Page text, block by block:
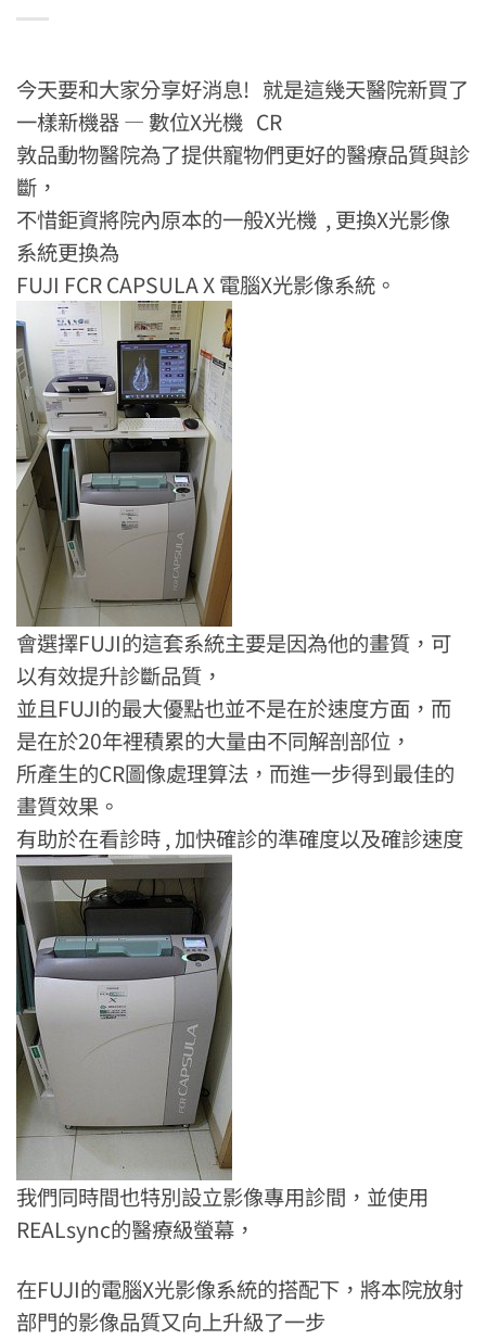
今天要和大家分享好消息! 就是這幾天醫院新買了
一樣新機器 — 數位X光機 CR
敦品動物醫院為了提供寵物們更好的醫療品質與診
斷，
不惜鉅資將院內原本的一般X光機 , 更換X光影像
系統更換為
FUJI FCR CAPSULA X 電腦X光影像系統。
會選擇FUJI的這套系統主要是因為他的畫質，可
以有效提升診斷品質，
並且FUJI的最大優點也並不是在於速度方面，而
是在於20年裡積累的大量由不同解剖部位，
所產生的CR圖像處理算法，而進一步得到最佳的
畫質效果。
有助於在看診時 , 加快確診的準確度以及確診速度
我們同時間也特別設立影像專用診間，並使用
REALsync的醫療級螢幕，
在FUJI的電腦X光影像系統的搭配下，將本院放射
部門的影像品質又向上升級了一步